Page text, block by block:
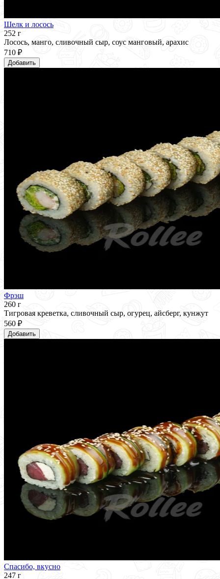
Шелк и лосось
252 г
Лосось, манго, сливочный сыр, соус манговый, арахис
710 ₽
Добавить
Фрэш
260 г
Тигровая креветка, сливочный сыр, огурец, айсберг, кунжут
560 ₽
Добавить
Спасибо, вкусно
247 г